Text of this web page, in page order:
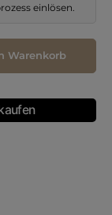
einlösen.
die
Warenkorb